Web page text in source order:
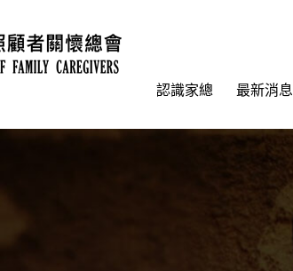
認識家總 最新消息